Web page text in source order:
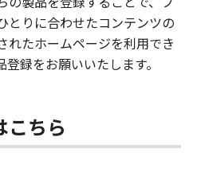
とりに合わせたコンテンツの
れたホームページを利用でき
録をお願いいたします。
こちら